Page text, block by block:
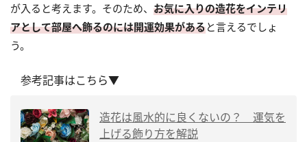
が入ると考えます。そのため、 お気に入りの造花をインテリ
アとして部屋へ飾るのには開運効果があると言えるでしょ
う。
参考記事はこちら▼
造花は風水的に良くないの？ 運気を
上げる飾り方を解説